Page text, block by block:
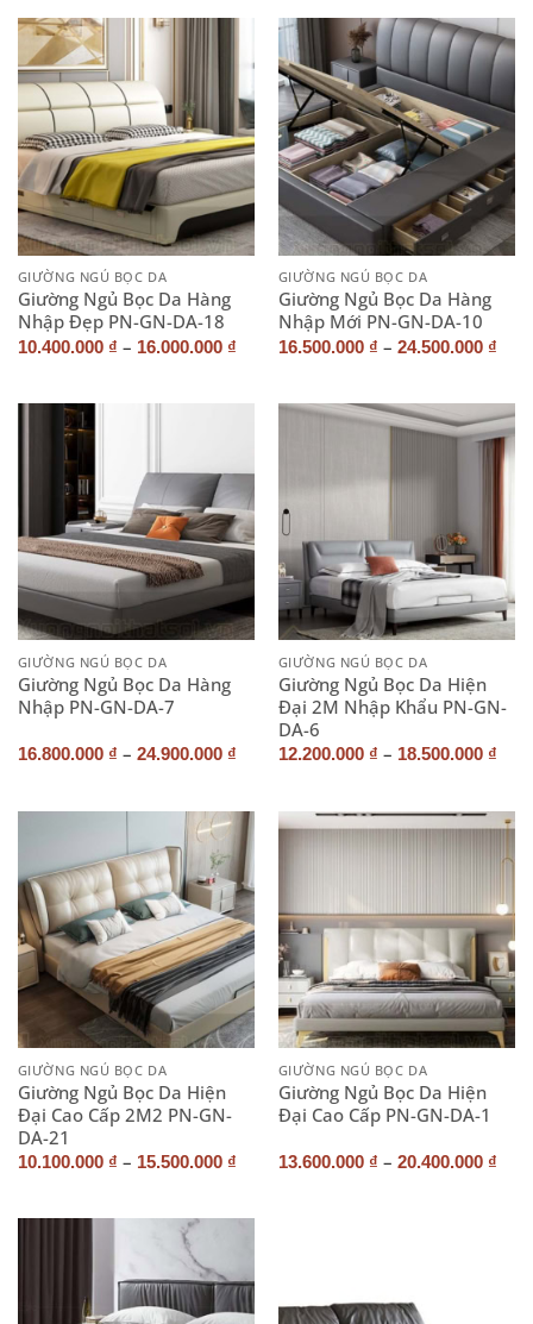
GIƯỜNG NGỦ BỌC DA
Giường Ngủ Bọc Da Hàng
Nhập Đẹp PN-GN-DA-18
10.400.000 ₫ – 16.000.000 ₫
GIƯỜNG NGỦ BỌC DA
Giường Ngủ Bọc Da Hàng
Nhập Mới PN-GN-DA-10
16.500.000 ₫ – 24.500.000 ₫
GIƯỜNG NGỦ BỌC DA
Giường Ngủ Bọc Da Hàng
Nhập PN-GN-DA-7
16.800.000 ₫ – 24.900.000 ₫
GIƯỜNG NGỦ BỌC DA
Giường Ngủ Bọc Da Hiện
Đại 2M Nhập Khẩu PN-GN-
DA-6
12.200.000 ₫ – 18.500.000 ₫
GIƯỜNG NGỦ BỌC DA
Giường Ngủ Bọc Da Hiện
Đại Cao Cấp 2M2 PN-GN-
DA-21
10.100.000 ₫ – 15.500.000 ₫
GIƯỜNG NGỦ BỌC DA
Giường Ngủ Bọc Da Hiện
Đại Cao Cấp PN-GN-DA-1
13.600.000 ₫ – 20.400.000 ₫